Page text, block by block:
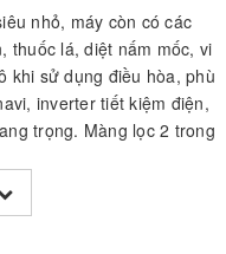
nhỏ, máy còn có các
thuốc lá, diệt nấm mốc, vi
khi sử dụng điều hòa, phù
inverter tiết kiệm điện,
trọng. Màng lọc 2 trong
PM2.5